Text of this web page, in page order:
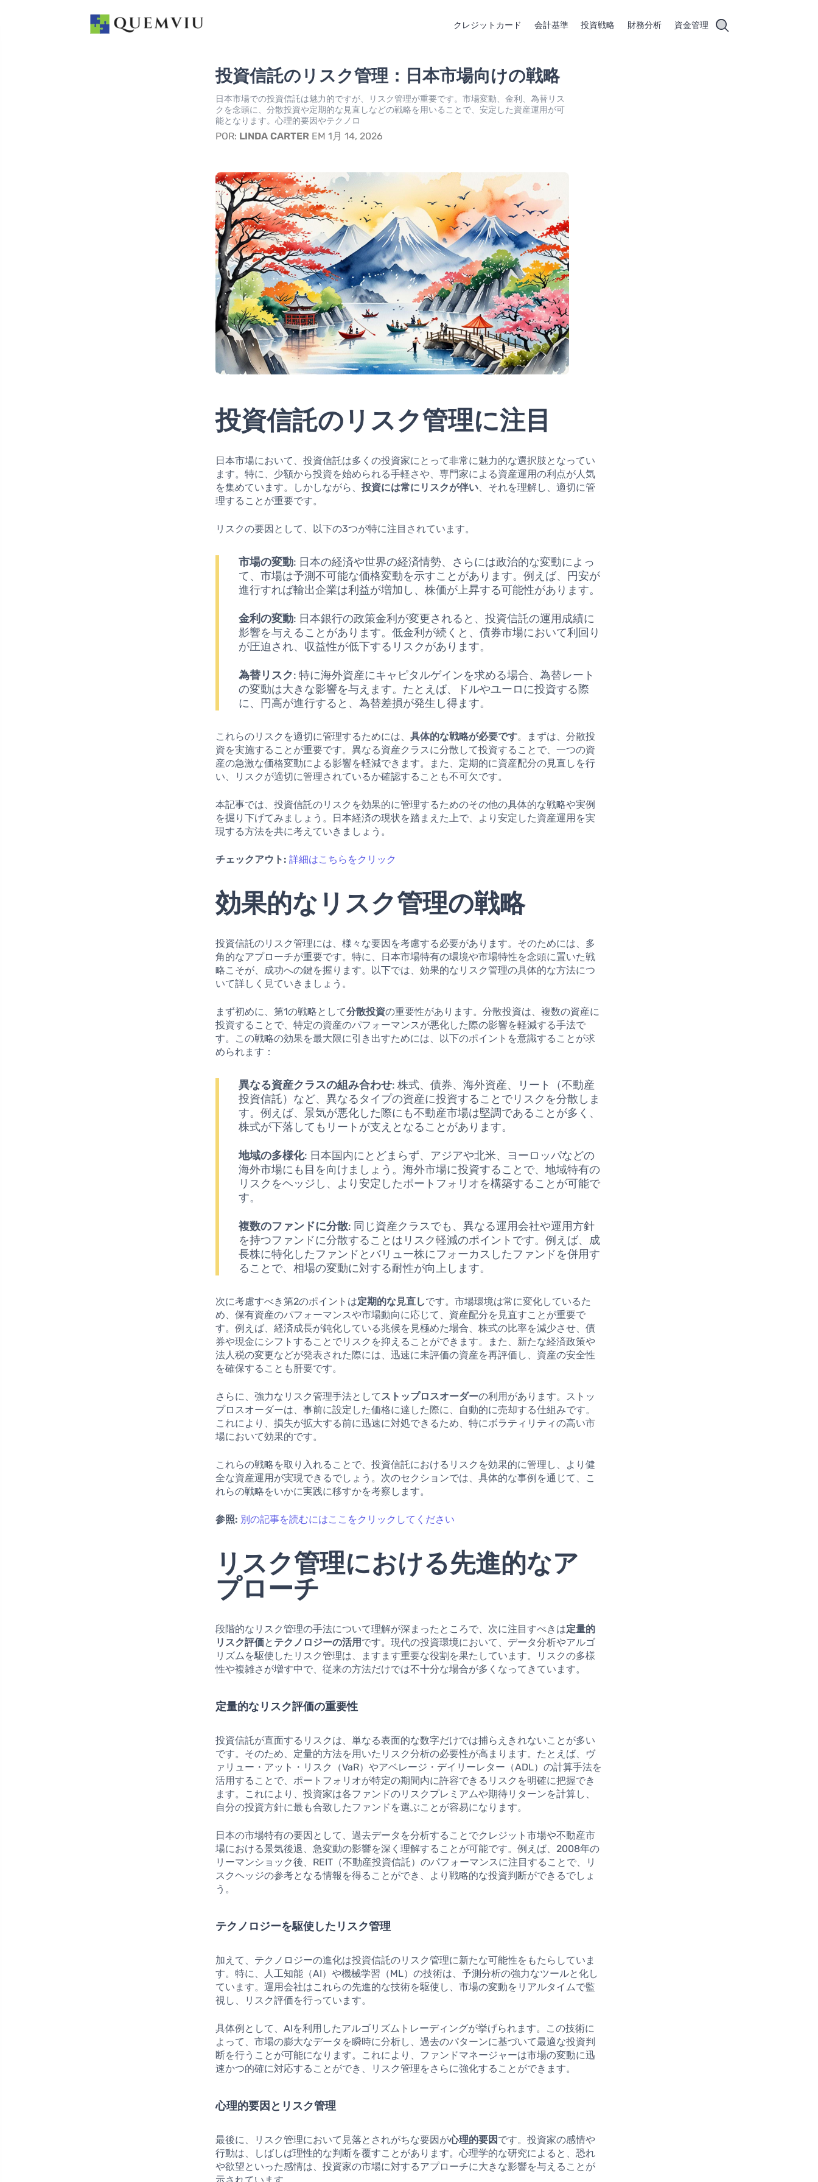
クレジットカード 会計基準 投資戦略 財務分析 資金管理
投資信託のリスク管理：日本市場向けの戦略
日本市場での投資信託は魅力的ですが、リスク管理が重要です。市場変動、金利、為替リス
クを念頭に、分散投資や定期的な見直しなどの戦略を用いることで、安定した資産運用が可
能となります。心理的要因やテクノロ
POR: LINDA CARTER EM 1月 14, 2026
投資信託のリスク管理に注目
日本市場において、投資信託は多くの投資家にとって非常に魅力的な選択肢となってい
ます。特に、少額から投資を始められる手軽さや、専門家による資産運用の利点が人気
を集めています。しかしながら、投資には常にリスクが伴い 、それを理解し、適切に管
理することが重要です。
リスクの要因として、以下の3つが特に注目されています。
市場の変動: 日本の経済や世界の経済情勢、さらには政治的な変動によっ
て、市場は予測不可能な価格変動を示すことがあります。例えば、円安が
進行すれば輸出企業は利益が増加し、株価が上昇する可能性があります。
金利の変動: 日本銀行の政策金利が変更されると、投資信託の運用成績に
影響を与えることがあります。低金利が続くと、債券市場において利回り
が圧迫され、収益性が低下するリスクがあります。
為替リスク: 特に海外資産にキャピタルゲインを求める場合、為替レート
の変動は大きな影響を与えます。たとえば、ドルやユーロに投資する際
に、円高が進行すると、為替差損が発生し得ます。
これらのリスクを適切に管理するためには、具体的な戦略が必要です。まずは、分散投
資を実施することが重要です。異なる資産クラスに分散して投資することで、一つの資
産の急激な価格変動による影響を軽減できます。また、定期的に資産配分の見直しを行
い、リスクが適切に管理されているか確認することも不可欠です。
本記事では、投資信託のリスクを効果的に管理するためのその他の具体的な戦略や実例
を掘り下げてみましょう。日本経済の現状を踏まえた上で、より安定した資産運用を実
現する方法を共に考えていきましょう。
チェックアウト: 詳細はこちらをクリック
効果的なリスク管理の戦略
投資信託のリスク管理には、様々な要因を考慮する必要があります。そのためには、多
角的なアプローチが重要です。特に、日本市場特有の環境や市場特性を念頭に置いた戦
略こそが、成功への鍵を握ります。以下では、効果的なリスク管理の具体的な方法につ
いて詳しく見ていきましょう。
まず初めに、第1の戦略として分散投資の重要性があります。分散投資は、複数の資産に
投資することで、特定の資産のパフォーマンスが悪化した際の影響を軽減する手法で
す。この戦略の効果を最大限に引き出すためには、以下のポイントを意識することが求
められます：
異なる資産クラスの組み合わせ: 株式、債券、海外資産、リート（不動産
投資信託）など、異なるタイプの資産に投資することでリスクを分散しま
す。例えば、景気が悪化した際にも不動産市場は堅調であることが多く、
株式が下落してもリートが支えとなることがあります。
地域の多様化: 日本国内にとどまらず、アジアや北米、ヨーロッパなどの
海外市場にも目を向けましょう。海外市場に投資することで、地域特有の
リスクをヘッジし、より安定したポートフォリオを構築することが可能で
す。
複数のファンドに分散: 同じ資産クラスでも、異なる運用会社や運用方針
を持つファンドに分散することはリスク軽減のポイントです。例えば、成
長株に特化したファンドとバリュー株にフォーカスしたファンドを併用す
ることで、相場の変動に対する耐性が向上します。
次に考慮すべき第2のポイントは定期的な見直しです。市場環境は常に変化しているた
め、保有資産のパフォーマンスや市場動向に応じて、資産配分を見直すことが重要で
す。例えば、経済成長が鈍化している兆候を見極めた場合、株式の比率を減少させ、債
券や現金にシフトすることでリスクを抑えることができます。また、新たな経済政策や
法人税の変更などが発表された際には、迅速に未評価の資産を再評価し、資産の安全性
を確保することも肝要です。
さらに、強力なリスク管理手法として ストップロスオーダーの利用があります。ストッ
プロスオーダーは、事前に設定した価格に達した際に、自動的に売却する仕組みです。
これにより、損失が拡大する前に迅速に対処できるため、特にボラティリティの高い市
場において効果的です。
これらの戦略を取り入れることで、投資信託におけるリスクを効果的に管理し、より健
全な資産運用が実現できるでしょう。次のセクションでは、具体的な事例を通じて、こ
れらの戦略をいかに実践に移すかを考察します。
参照: 別の記事を読むにはここをクリックしてください
リスク管理における先進的なア
プローチ
段階的なリスク管理の手法について理解が深まったところで、次に注目すべきは定量的
リスク評価と テクノロジーの活用 です。現代の投資環境において、データ分析やアルゴ
リズムを駆使したリスク管理は、ますます重要な役割を果たしています。リスクの多様
性や複雑さが増す中で、従来の方法だけでは不十分な場合が多くなってきています。
定量的なリスク評価の重要性
投資信託が直面するリスクは、単なる表面的な数字だけでは捕らえきれないことが多い
です。そのため、定量的方法を用いたリスク分析の必要性が高まります。たとえば、ヴ
ァリュー・アット・リスク（VaR）やアベレージ・デイリーレター（ADL）の計算手法を
活用することで、ポートフォリオが特定の期間内に許容できるリスクを明確に把握でき
ます。これにより、投資家は各ファンドのリスクプレミアムや期待リターンを計算し、
自分の投資方針に最も合致したファンドを選ぶことが容易になります。
日本の市場特有の要因として、過去データを分析することでクレジット市場や不動産市
場における景気後退、急変動の影響を深く理解することが可能です。例えば、2008年の
リーマンショック後、REIT（不動産投資信託）のパフォーマンスに注目することで、リ
スクヘッジの参考となる情報を得ることができ、より戦略的な投資判断ができるでしょ
う。
テクノロジーを駆使したリスク管理
加えて、テクノロジーの進化は投資信託のリスク管理に新たな可能性をもたらしていま
す。特に、人工知能（AI）や機械学習（ML）の技術は、予測分析の強力なツールと化し
ています。運用会社はこれらの先進的な技術を駆使し、市場の変動をリアルタイムで監
視し、リスク評価を行っています。
具体例として、AIを利用したアルゴリズムトレーディングが挙げられます。この技術に
よって、市場の膨大なデータを瞬時に分析し、過去のパターンに基づいて最適な投資判
断を行うことが可能になります。これにより、ファンドマネージャーは市場の変動に迅
速かつ的確に対応することができ、リスク管理をさらに強化することができます。
心理的要因とリスク管理
最後に、リスク管理において見落とされがちな要因が心理的要因 です。投資家の感情や
行動は、しばしば理性的な判断を覆すことがあります。心理学的な研究によると、恐れ
や欲望といった感情は、投資家の市場に対するアプローチに大きな影響を与えることが
示されています。